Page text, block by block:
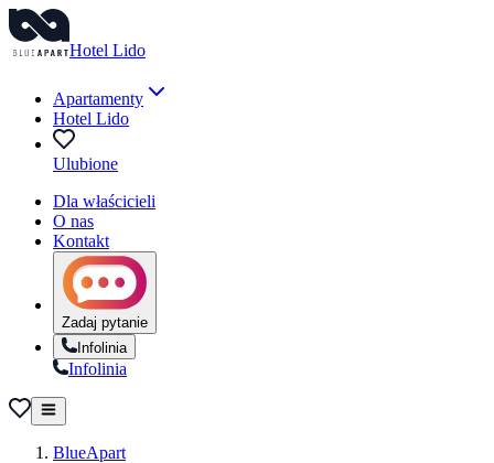
Hotel Lido
Apartamenty
Hotel Lido
Ulubione
Dla właścicieli
O nas
Kontakt
Zadaj pytanie
Infolinia
Infolinia
BlueApart